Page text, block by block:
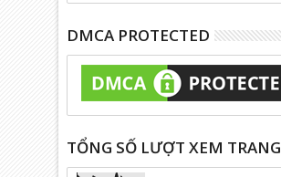
DMCA PROTECTED
TỔNG SỐ LƯỢT XEM TRANG